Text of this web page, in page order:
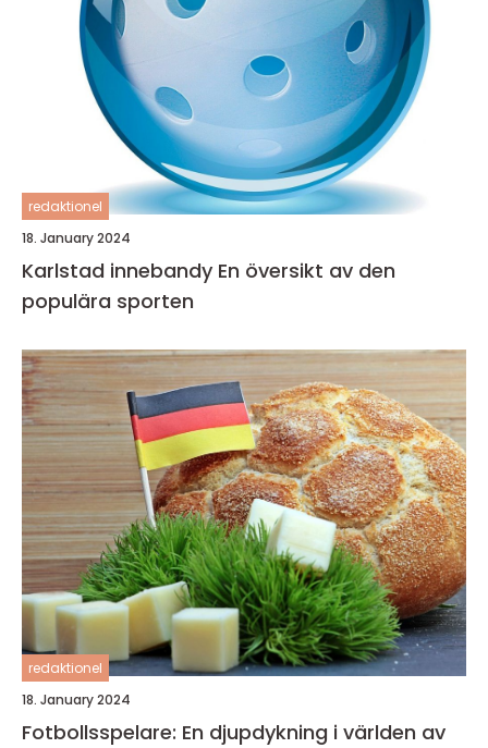
redaktionel
18. January 2024
Karlstad innebandy En översikt av den
populära sporten
redaktionel
18. January 2024
Fotbollsspelare: En djupdykning i världen av